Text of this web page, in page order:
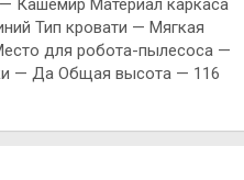
Кашемир Материал каркаса
Тип кровати — Мягкая
для робота-пылесоса —
— Да Общая высота — 116